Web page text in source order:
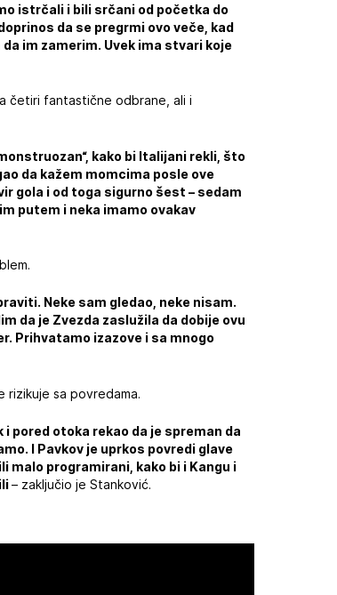
istrčali i bili srčani od početka do
da se pregrmi ovo veče, kad
im zamerim. Uvek ima stvari koje
četiri fantastične odbrane, ali i
kako bi Italijani rekli, što
da kažem momcima posle ove
gola i od toga sigurno šest – sedam
putem i neka imamo ovakav
Neke sam gledao, neke nisam.
da je Zvezda zaslužila da dobije ovu
Prihvatamo izazove i sa mnogo
rizikuje sa povredama.
pored otoka rekao da je spreman da
I Pavkov je uprkos povredi glave
malo programirani, kako bi i Kangu i
– zaključio je Stanković.